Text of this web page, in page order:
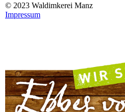
© 2023
Impressum